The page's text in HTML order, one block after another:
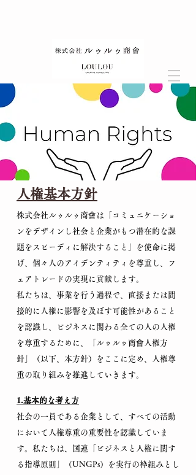
人権基本方針
株式会社ルゥルゥ商會は「コミュニケーショ
ンをデザインし社会と企業がもつ潜在的な課
題をスピーディに解決すること」を使命に掲
げ、個々人のアイデンティティを尊重し、フ
ェアトレードの実現に貢献します。
私たちは、事業を行う過程で、直接または間
接的に人権に影響を及ぼす可能性があること
を認識し、ビジネスに関わる全ての人の人権
を尊重するために、「ルゥルゥ商會人権方
針」（以下、本方針）をここに定め、人権尊
重の取り組みを推進していきます。
1.基本的な考え方
社会の一員である企業として、すべての活動
において人権尊重の重要性を認識していま
す。私たちは、国連「ビジネスと人権に関す
る指導原則」（UNGPs）を実行の枠組みとし